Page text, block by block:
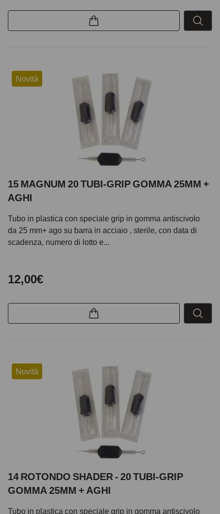
Novità
15 MAGNUM 20 TUBI-GRIP GOMMA 25MM +
AGHI
Tubo in plastica con speciale grip in gomma antiscivolo
da 25 mm+ ago su barra in acciaio , sterile, con data di
scadenza, numero di lotto e...
12,00€
Novità
14 ROTONDO SHADER - 20 TUBI-GRIP
GOMMA 25MM + AGHI
Tubo in plastica con speciale grip in gomma antiscivolo